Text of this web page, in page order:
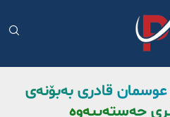
عوسمان قادری بەبۆنەی
جەستەییەوە